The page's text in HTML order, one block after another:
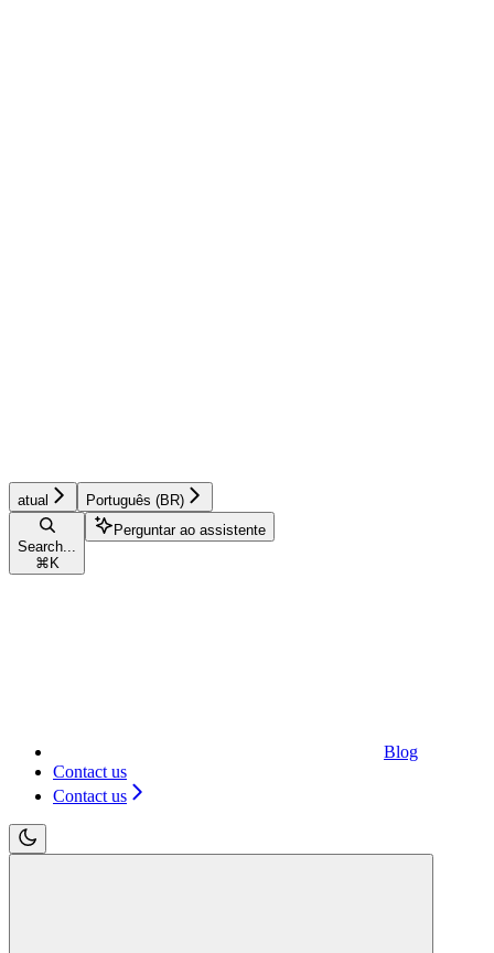
atual Português (BR)
Search...
⌘ K
Perguntar ao assistente
Blog
Contact us
Contact us